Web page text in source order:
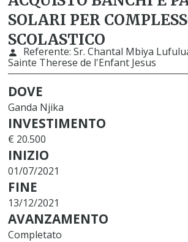
SOLARI PER
SCOLASTICO
Referente:Sr. Chantal Mbiya
Sainte Therese de l'Enfant Jesus
DOVE
Ganda Njika
INVESTIMENTO
€ 20.500
INIZIO
01/07/2021
FINE
13/12/2021
AVANZAMENTO
Completato